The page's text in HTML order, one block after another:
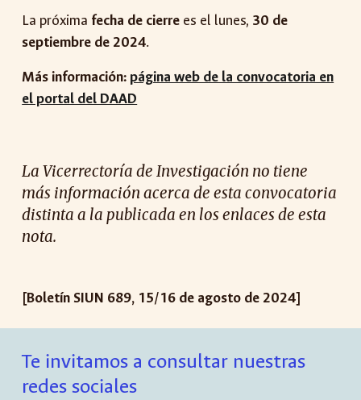
La próxima fecha de cierre es el lunes, 30 de
septiembre de 2024.
Más información: página web de la convocatoria en
el portal del DAAD
La Vicerrectoría de Investigación no tiene
más información acerca de esta convocatoria
distinta a la publicada en los enlaces de esta
nota.
[Boletín SIUN 689, 15/16 de agosto de 2024]
Te invitamos a consultar nuestras
redes sociales